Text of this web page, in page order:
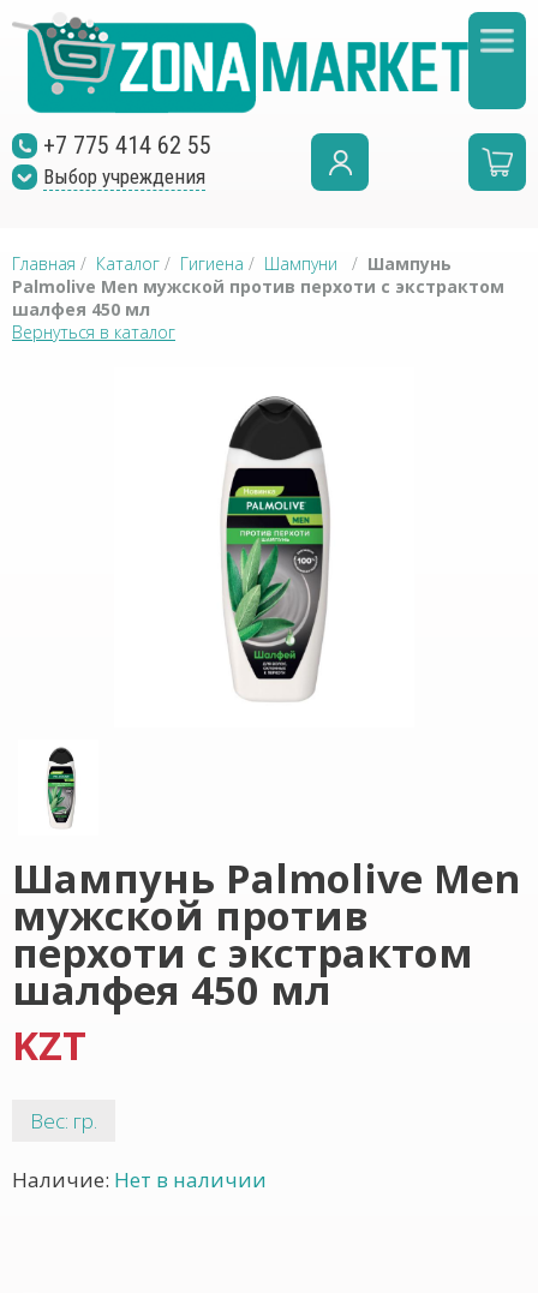
+7 775 414 62 55
Выбор учреждения
Главная / Каталог / Гигиена / Шампуни / Шампунь
Palmolive Men мужской против перхоти с экстрактом
шалфея 450 мл
Вернуться в каталог
Шампунь Palmolive Men
мужской против
перхоти с экстрактом
шалфея 450 мл
KZT
Вес: гр.
Наличие: Нет в наличии